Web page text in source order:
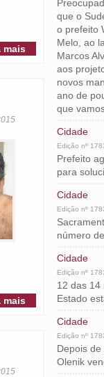
mais
mais
que o
o prefeito
Melo, ao
Marcos
aos
novos
ano de
que
Cidade
Edição nº
Prefeito
para
Cidade
Edição nº
número
Cidade
Edição nº
12 das 14
Estado
Cidade
Edição nº
Depois
Olenik